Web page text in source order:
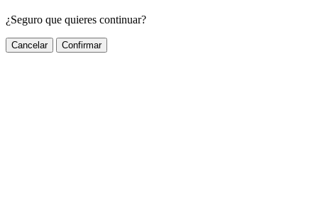
¿Seguro que quieres continuar?
Cancelar Confirmar